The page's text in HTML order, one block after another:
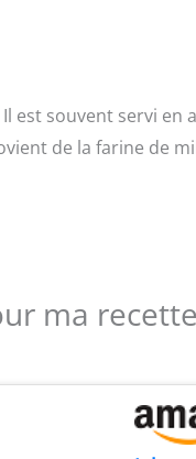
est souvent servi en
de la farine de
ma